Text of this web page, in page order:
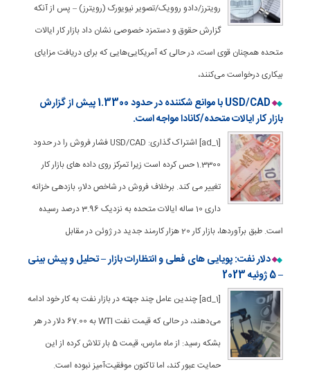
رویترز/دادو روویک/تصویر نیویورک (رویترز) – پس از آنکه
گزارش حقوق و دستمزد خصوصی نشان داد بازار کار ایالات
متحده همچنان قوی است، در حالی که آمریکایی‌هایی که برای دریافت مزایای
بیکاری درخواست می‌کنند،
USD/CAD با موانع شکننده در حدود 1.3300 پیش از گزارش
بازار کار ایالات متحده/کانادا مواجه است.
[ad_1] اشتراک گذاری: USD/CAD فشار فروش را در حدود
1.3300 حس کرده است زیرا تمرکز روی داده های بازار کار
تغییر می کند. برخلاف فروش در شاخص دلار، بازدهی خزانه
داری 10 ساله ایالات متحده به نزدیک 3.96 درصد رسیده
است. طبق برآوردها، بازار کار 20 هزار کارمند جدید در ژوئن در مقابل
دلار نفت: پویایی های فعلی و انتظارات بازار – تحلیل و پیش بینی
– 5 ژوئیه 2023
[ad_1] چندین عامل چند جهته در بازار نفت به کار خود ادامه
می‌دهند، در حالی که قیمت نفت WTI به 67.00 دلار در هر
بشکه رسید: از ماه مارس، قیمت 5 بار تلاش کرده از این
حمایت عبور کند، اما تاکنون موفقیت‌آمیز نبوده است.